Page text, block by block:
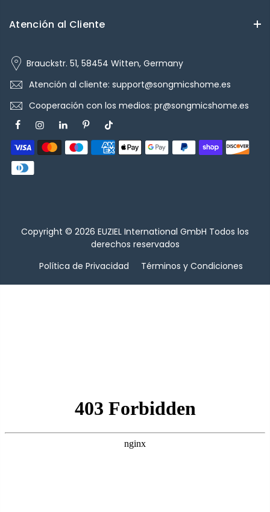
Atención al Cliente
Brauckstr. 51, 58454 Witten, Germany
Atención al cliente: support@songmicshome.es
Cooperación con los medios: pr@songmicshome.es
Copyright © 2026 EUZIEL International GmbH Todos los
derechos reservados
Política de Privacidad
Términos y Condiciones